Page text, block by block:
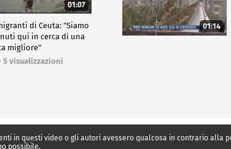
01:07
di Ceuta: "Siamo
qui in cerca di una
migliore"
5 visualizzazioni
01:14
in questi video o gli autori avessero qualcosa in contrario alla
possibile.